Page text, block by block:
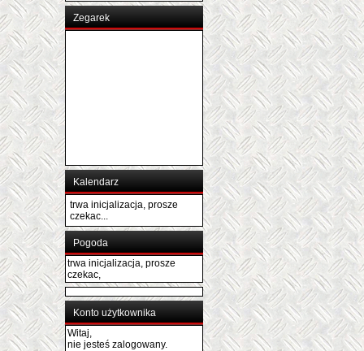
Zegarek
Kalendarz
trwa inicjalizacja, prosze
czekac...
Pogoda
trwa inicjalizacja, prosze
czekac,
Konto użytkownika
Witaj,
nie jesteś zalogowany.